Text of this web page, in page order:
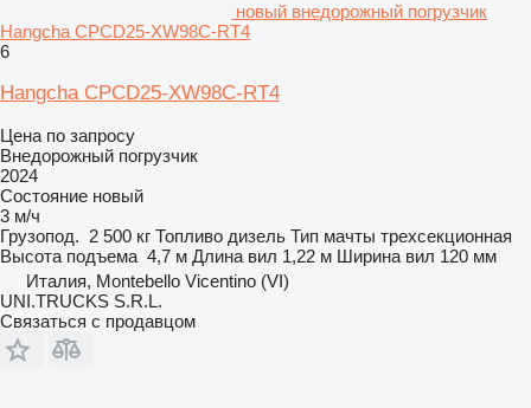
новый внедорожный погрузчик
Hangcha CPCD25-XW98C-RT4
6
Hangcha CPCD25-XW98C-RT4
Цена по запросу
Внедорожный погрузчик
2024
Состояние новый
3 м/ч
Грузопод. 2 500 кг Топливо дизель Тип мачты трехсекционная
Высота подъема 4,7 м Длина вил 1,22 м Ширина вил 120 мм
Италия, Montebello Vicentino (VI)
UNI.TRUCKS S.R.L.
Связаться с продавцом